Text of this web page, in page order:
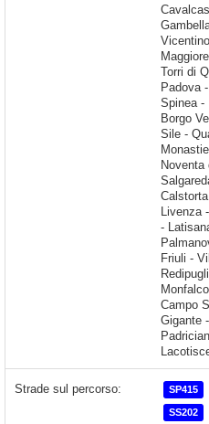
Strade sul percorso: SP415
SS202